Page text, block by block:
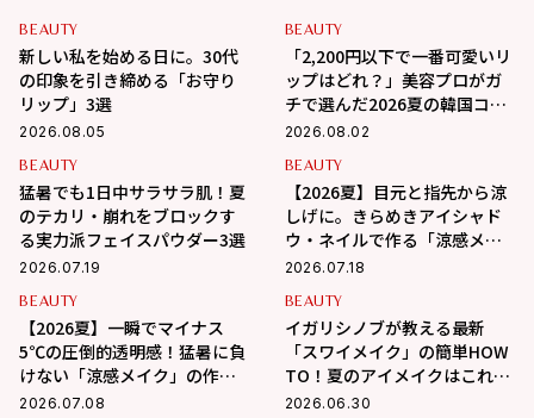
BEAUTY
新しい私を始める日に。30代
の印象を引き締める「お守り
リップ」3選
2026.08.05
BEAUTY
「2,200円以下で一番可愛いリ
ップはどれ？」美容プロがガ
チで選んだ2026夏の韓国コス
メ3選
2026.08.02
BEAUTY
猛暑でも1日中サラサラ肌！夏
のテカリ・崩れをブロックす
る実力派フェイスパウダー3選
2026.07.19
BEAUTY
【2026夏】目元と指先から涼
しげに。きらめきアイシャド
ウ・ネイルで作る「涼感メイ
ク」
2026.07.18
BEAUTY
【2026夏】一瞬でマイナス
5℃の圧倒的透明感！猛暑に負
けない「涼感メイク」の作り
方
2026.07.08
BEAUTY
イガリシノブが教える最新
「スワイメイク」の簡単HOW
TO！夏のアイメイクはこれで
決まり！
2026.06.30